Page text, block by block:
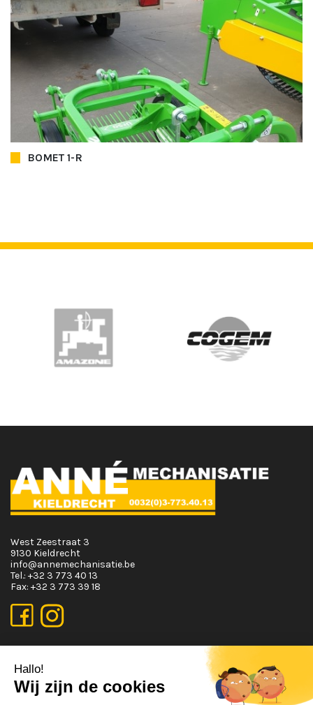
BOMET 1-R
OPENINGSUREN
Maandag T.E.M. Vrijdag :
West Zeestraat 3
9130 Kieldrecht
info@annemechanisatie.be
Tel.: +32 3 773 40 13
Fax: +32 3 773 39 18